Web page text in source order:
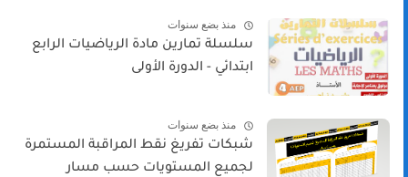
منذ بضع سنوات
سلسلة تمارين مادة الرياضيات الرابع
ابتدائي - الدورة الأولى
منذ بضع سنوات
شبكات تفريغ نقط المراقبة المستمرة
لجميع المستويات حسب مسار